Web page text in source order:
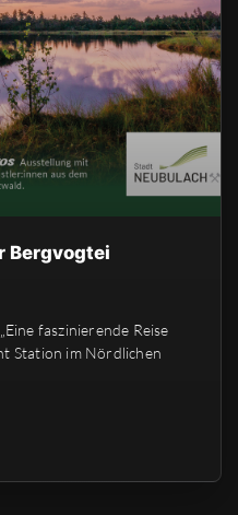
Bergvogtei
faszinierende Reise
Station im Nördlichen